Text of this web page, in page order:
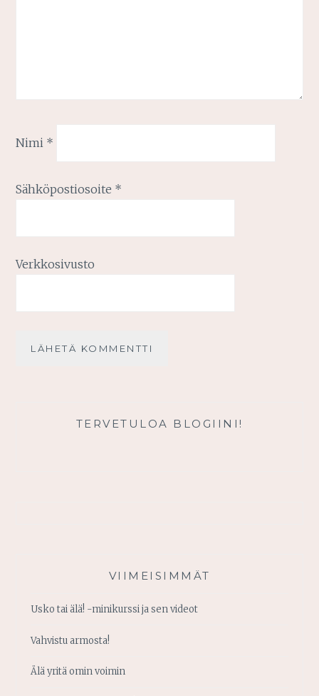
Nimi *
Sähköpostiosoite *
Verkkosivusto
TERVETULOA BLOGIINI!
VIIMEISIMMÄT
Usko tai älä! -minikurssi ja sen videot
Vahvistu armosta!
Älä yritä omin voimin